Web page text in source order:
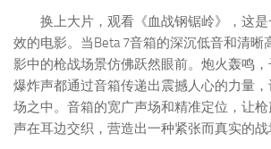
换上大片，观看《血战钢锯岭》，这
效的电影。当Beta 7音箱的深沉低音和清晰
影中的枪战场景仿佛跃然眼前。炮火轰鸣
爆炸声都通过音箱传递出震撼人心的力量
场之中。音箱的宽广声场和精准定位，让
声在耳边交织，营造出一种紧张而真实的战